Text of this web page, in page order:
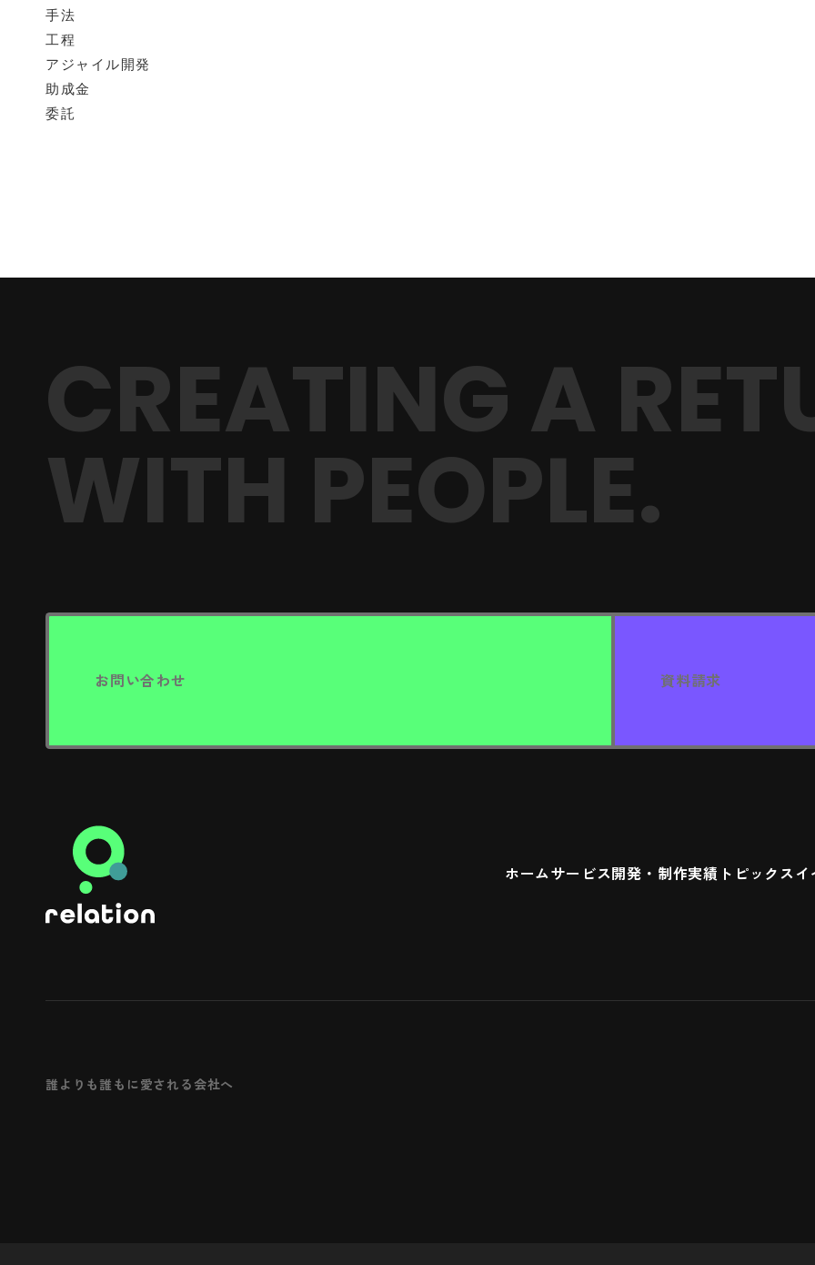
手法
工程
アジャイル開発
助成金
委託
CREATING A
WITH PEOPLE.
お問い合わせ 資料請求
ホームサービス開発・制作実績 トピックス
誰よりも誰もに愛される会社へ